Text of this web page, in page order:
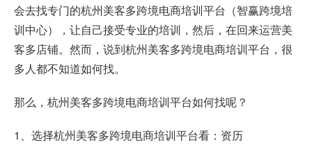
会去找专门的杭州美客多跨境电商培训平台（智赢跨境培
训中心），让自己接受专业的培训，然后，在回来运营美
客多店铺。然而，说到杭州美客多跨境电商培训平台，很
多人都不知道如何找。
那么，杭州美客多跨境电商培训平台如何找呢？
1、选择杭州美客多跨境电商培训平台看：资历